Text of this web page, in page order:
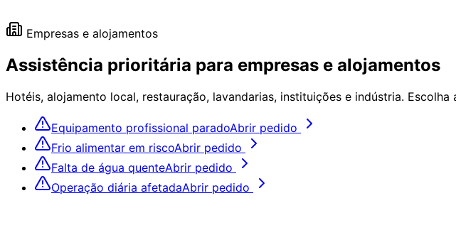
Empresas e alojamentos
Assistência prioritária para empresas e alojamentos
Hotéis, alojamento local, restauração, lavandarias, instituições e indústria.
Equipamento profissional paradoAbrir pedido
Frio alimentar em riscoAbrir pedido
Falta de água quenteAbrir pedido
Operação diária afetadaAbrir pedido